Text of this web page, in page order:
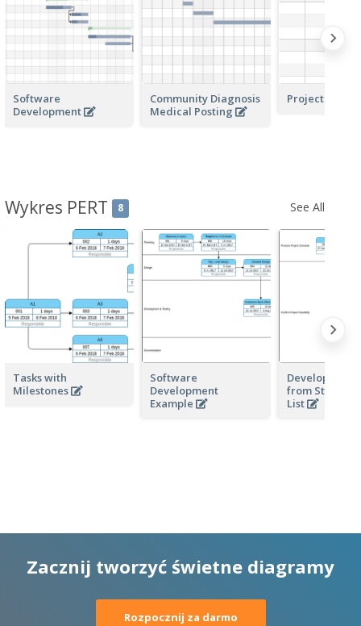
Software
Development
Community Diagnosis
Medical Posting
Project
Wykres PERT 8 See All
Tasks with
Milestones
Software
Development
Example
Develop
from
List
Zacznij tworzyć świetne diagramy
Rozpocznij za darmo